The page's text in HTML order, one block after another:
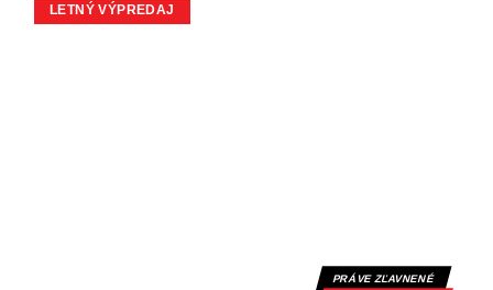
LETNÝ VÝPREDAJ
PRÁVE ZĽAVNENÉ